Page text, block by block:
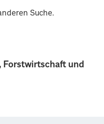
Forstwirtschaft und
Suche.